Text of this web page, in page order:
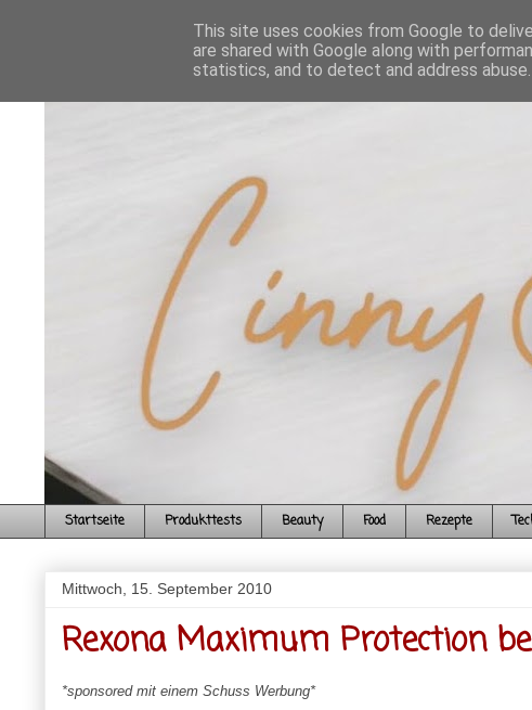
Startseite Produkttests Beauty Food Rezepte
Mittwoch, 15. September 2010
Rexona Maximum Protection
*sponsored mit einem Schuss Werbung*
This site uses cookies from Google to
are shared with Google along with
statistics, and to detect and address abuse.